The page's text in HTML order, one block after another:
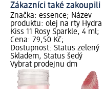
Zákazníci také zakoupili
Značka: essence; Název
produktu: olej na rty Hydra
Kiss 11 Rosy Sparkle, 4 ml;
Cena: 79,50 Kč;
Dostupnost: Status zelený
Skladem, Status šedý
Vybrat prodejnu dm